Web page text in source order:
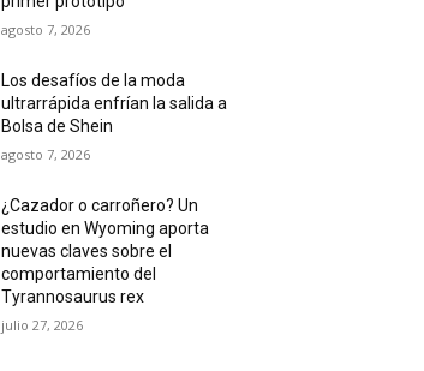
agosto 7, 2026
Los desafíos de la moda
ultrarrápida enfrían la salida a
Bolsa de Shein
agosto 7, 2026
¿Cazador o carroñero? Un
estudio en Wyoming aporta
nuevas claves sobre el
comportamiento del
Tyrannosaurus rex
julio 27, 2026